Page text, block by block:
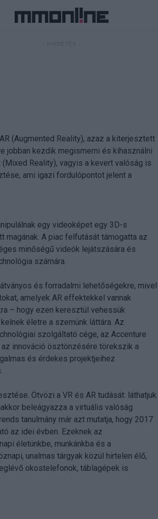
(Augmented Reality), azaz a kiterjesztett
jobban kezdik megismerni és kihasználni
Reality), vagyis a kevert valóság is
ami igazi fordulópontot jelent a
egy videoképet egy 3D-s
magának. A piac felfutását támogatta az
minőségű videók lejátszására és
számára.
és forradalmi lehetőségekre, mivel
amelyek AR effektekkel vannak
– hogy ezen keresztül vehessük
életre a szemünk láttára. Az
szolgáltató cége, az Accenture
innováció ösztönzésére törekszik a
és érdekes projektjeihez
Ötvözi a VR és AR tudását: láthatjuk
beleágyazza a virtuális valóság
tanulmány már azt mutatja, hogy 2017
az idei évben. Ezeknek az
életünkbe, munkánkba és a
unalmas tárgyak közül hirtelen élő,
okostelefonok, táblagépek is